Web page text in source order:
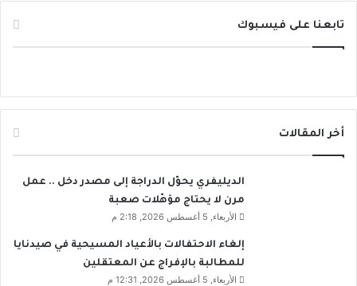
تابعنا على فيسبوك
أخر المقالات
الديليفري يحوّل الدراجة إلى مصدر دخل .. عمل
مرن لا يحتاج مؤهّلات صعبة
الأربعاء, 5 أغسطس 2026, 2:18 م
إلغاء الاحتفالات بالأعياد المسيحية في صيدنايا
للمطالبة بالإفراج عن المعتقلين
الأربعاء, 5 أغسطس 2026, 12:31 م